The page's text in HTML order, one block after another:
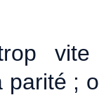
vite
parité ;